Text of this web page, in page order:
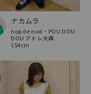
ナカムラ
nop de nod・POU DOU
DOU アトレ大森
154cm